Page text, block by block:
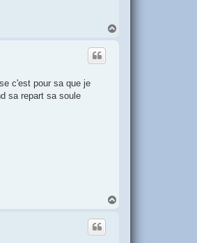
c'est pour sa que je
sa repart sa soule